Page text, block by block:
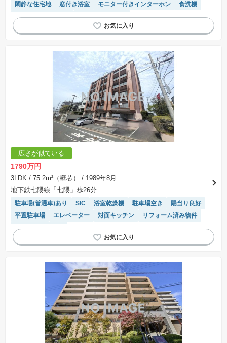
閑静な住宅地
窓付き浴室 モニター付きインターホン
食洗機
リフォーム済み物件
システムキッチン
広さが似ている
1790万円
3LDK / 75.2m²（壁芯）
/ 1989年8月
地下鉄七隈線「七隈」歩26分
駐車場(普通車)あり SIC 浴室乾燥機 駐車場空き
陽当り良好
平置駐車場
エレベーター 対面キッチン
リフォーム済み物件
システムキッチン